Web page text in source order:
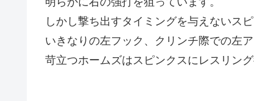
しかし撃ち出すタイミングを与えないスピ
いきなりの左フック、クリンチ際での左
苛立つホームズはスピンクスにレスリン